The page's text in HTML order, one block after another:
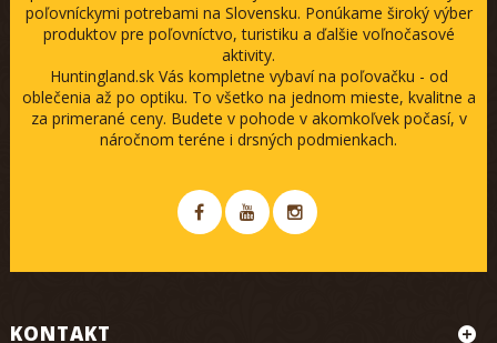
poľovníckymi potrebami na Slovensku. Ponúkame široký výber
produktov pre poľovníctvo, turistiku a ďalšie voľnočasové
aktivity.
Huntingland.sk Vás kompletne vybaví na poľovačku - od
oblečenia až po optiku. To všetko na jednom mieste, kvalitne a
za primerané ceny. Budete v pohode v akomkoľvek počasí, v
náročnom teréne i drsných podmienkach.
KONTAKT